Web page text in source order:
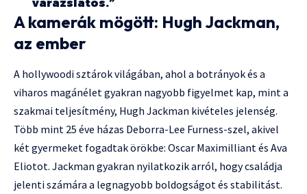
varázslatos.”
A kamerák mögött: Hugh Jackman,
az ember
A hollywoodi sztárok világában, ahol a botrányok és a
viharos magánélet gyakran nagyobb figyelmet kap, mint a
szakmai teljesítmény, Hugh Jackman kivételes jelenség.
Több mint 25 éve házas Deborra-Lee Furness-szel, akivel
két gyermeket fogadtak örökbe: Oscar Maximilliant és Ava
Eliotot. Jackman gyakran nyilatkozik arról, hogy családja
jelenti számára a legnagyobb boldogságot és stabilitást.